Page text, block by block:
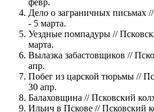
Дело о заграничных письмах
- 5 марта.
Уездные помпадуры //
марта.
Вылазка забастовщиков //
апр.
Побег из царской тюрьмы //
30 апр.
Балаховщина // Псковский
Ильич в Пскове // Псковский